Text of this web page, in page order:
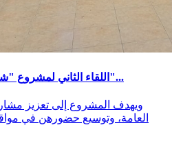
اللقاء الثاني لمشروع "شبكة النساء الرياديات العربيات"...
ويهدف المشروع إلى تعزيز
العامة، وتوسيع حضورهن في